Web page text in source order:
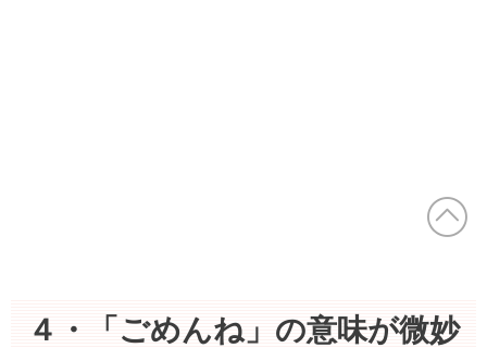
４・「ごめんね」の意味が微妙